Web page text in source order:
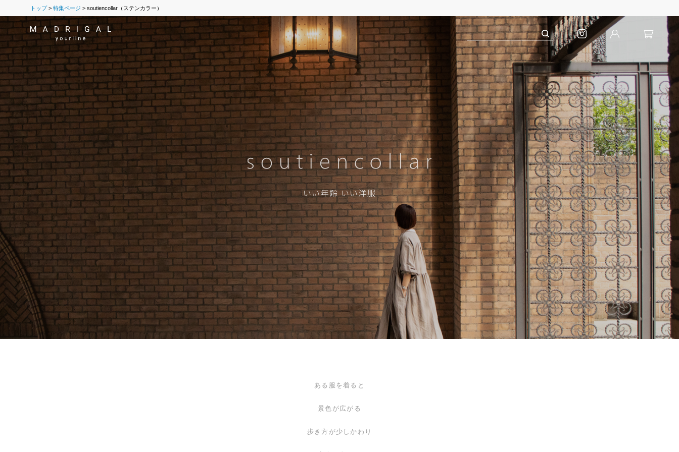
トップ 特集ページ soutiencollar（ステンカラー）
いい年齢 いい洋服
ある服を着ると
景色が広がる
歩き方が少しかわり